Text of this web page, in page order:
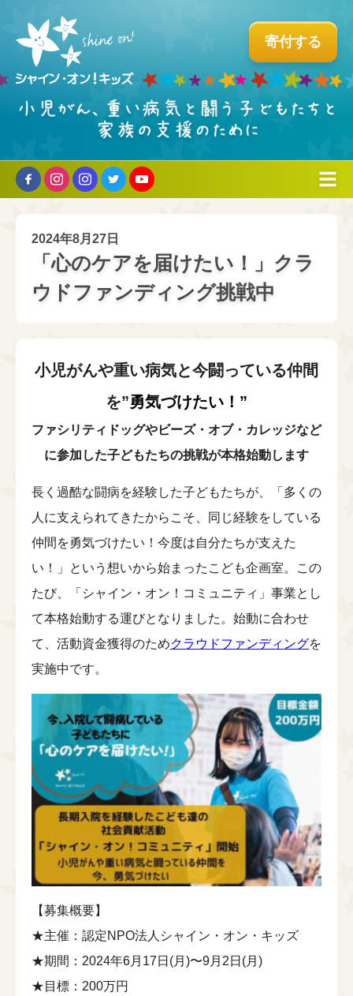
寄付する
組織について
ミッションとこれまでの歩み
↳タイラーについて
↳創立者からのメッセージ
↳ニュース
↳プレスリリース
↳メディア掲載
↳完了したプログラム
プログラム
ホスピタル・ファシリティドッグ®︎
ビーズ・オブ・カレッジ
↳ チーム・ビーズ・オブ・カレッジ
シャイン・オン！コミュニティ
シャイン・オン！コネクションズ
↳シャイン・オン！コネクションズぷらす
支える・参加する
小児がんや重い病気を経験したみなさんへ
English
2024年8月27日
「心のケアを届けたい！」クラ
ウドファンディング挑戦中
小児がんや重い病気と今闘っている仲間
を”勇気づけたい！”
ファシリティドッグやビーズ・オブ・カレッジなど
に参加した子どもたちの挑戦が本格始動します
長く過酷な闘病を経験した子どもたちが、「 多くの
人に支えられてきたからこそ、
同じ経験をしている
仲間を勇気づけたい！ 今度は自分たちが支えた
い！」
という想いから始まったこども企画室。この
たび、「シャイン・ オン！コミュニティ」事業とし
て本格始動する運びとなりました。 始動に合わせ
て、活動資金獲得のためクラウドファンディングを
実施中です。
【募集概要】
★主催：認定NPO法人シャイン・オン・キッズ
★期間：2024年6月17日(月)〜9月2日(月)
★目標：200万円